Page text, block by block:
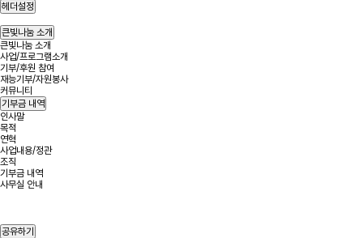
헤더설정
큰빛나눔 소개
큰빛나눔 소개
사업/프로그램소개
기부/후원 참여
재능기부/자원봉사
커뮤니티
기부금 내역
인사말
목적
연혁
사업내용/정관
조직
기부금 내역
사무실 안내
공유하기